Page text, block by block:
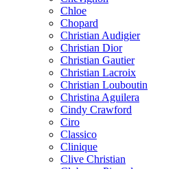
Chloe
Chopard
Christian Audigier
Christian Dior
Christian Gautier
Christian Lacroix
Christian Louboutin
Christina Aguilera
Cindy Crawford
Ciro
Classico
Clinique
Clive Christian